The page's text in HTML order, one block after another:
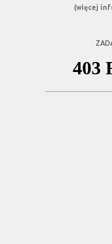
(więcej